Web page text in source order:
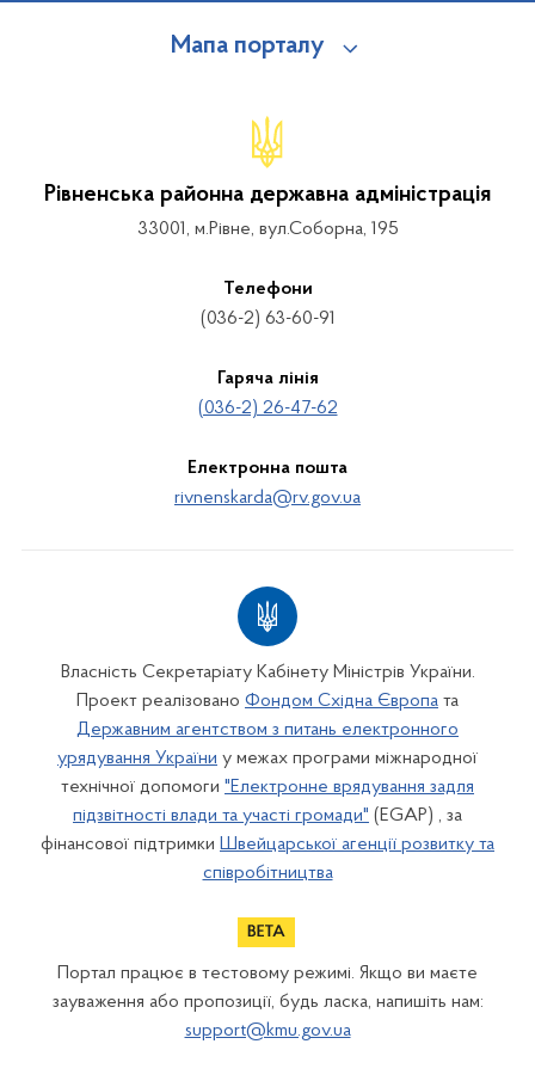
Мапа порталу
Рівненська районна державна адміністрація
33001, м.Рівне, вул.Соборна, 195
Телефони
(036-2) 63-60-91
Гаряча лінія
(036-2) 26-47-62
Електронна пошта
rivnenskarda@rv.gov.ua
Власність Секретаріату Кабінету Міністрів України.
Проект реалізовано Фондом Східна Європа та
Державним агентством з питань електронного
урядування України у межах програми міжнародної
технічної допомоги "Електронне врядування задля
підзвітності влади та участі громади" (EGAP) , за
фінансової підтримки Швейцарської агенції розвитку та
співробітництва
Портал працює в тестовому режимі. Якщо ви маєте
зауваження або пропозиції, будь ласка, напишіть нам:
support@kmu.gov.ua